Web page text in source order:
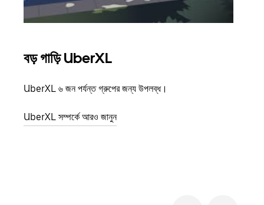
বড় গাড়ি UberXL
UberXL ৬ জন পর্যন্ত গ্রুপের জন্য উপলব্ধ।
UberXL সম্পর্কে আরও জানুন